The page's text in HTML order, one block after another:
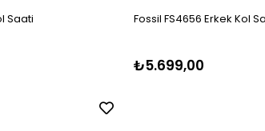
Saati Fossil FS4656 Erkek Kol
₺5.699,00